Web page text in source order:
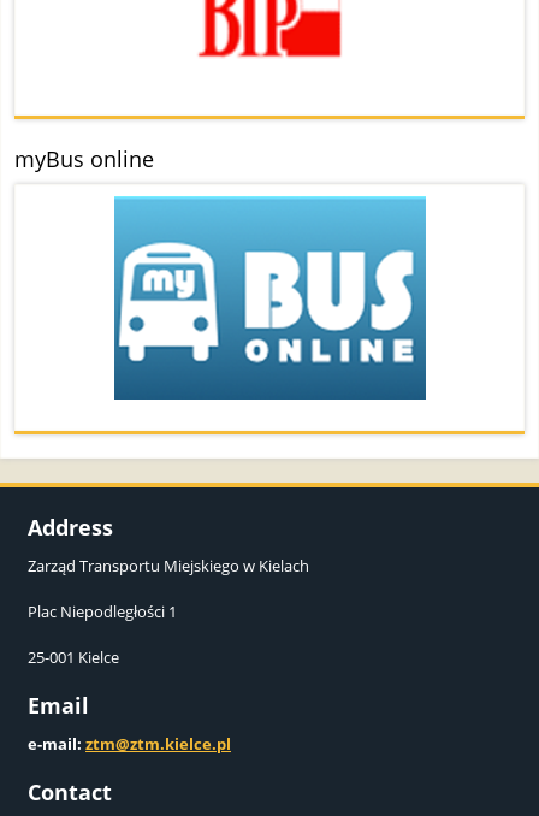
myBus online
Address
Zarząd Transportu Miejskiego w Kielach
Plac Niepodległości 1
25-001 Kielce
Email
e-mail: ztm@ztm.kielce.pl
Contact